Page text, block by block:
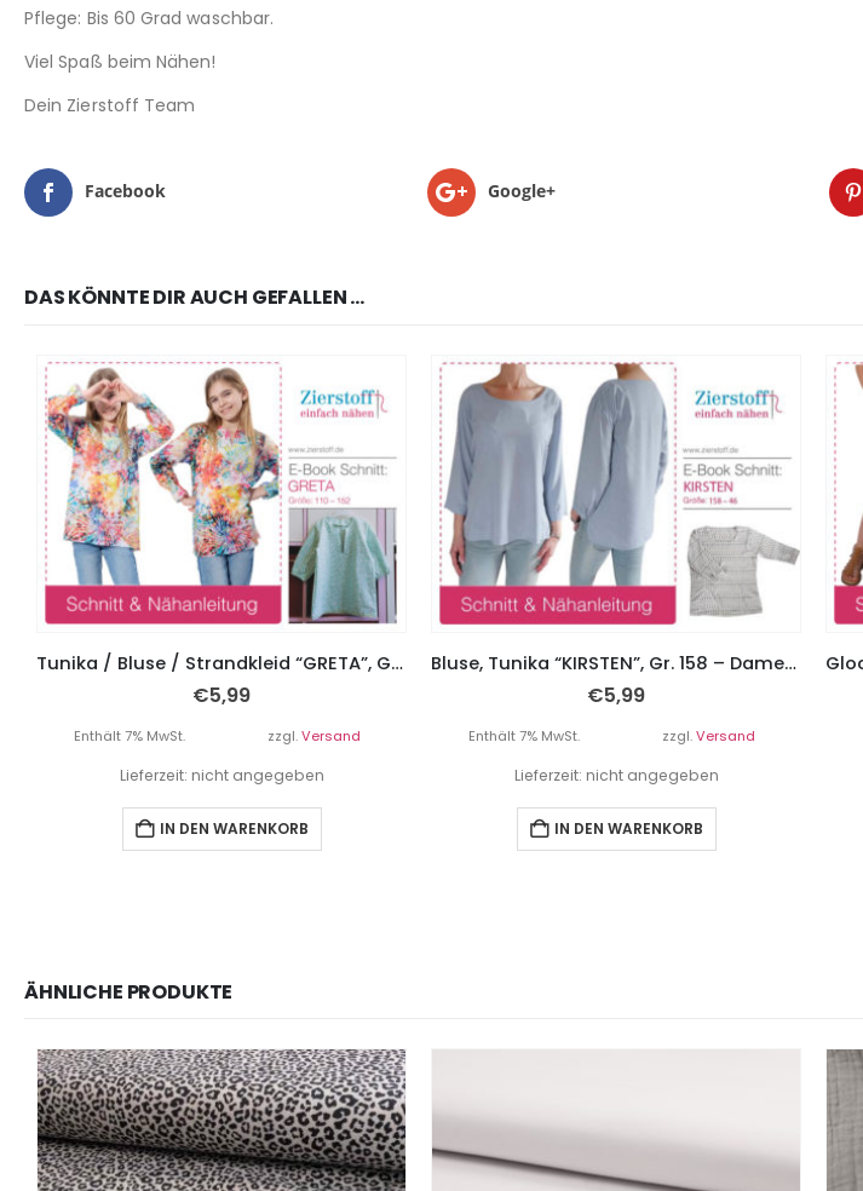
Pflege: Bis 60 Grad waschbar.
Viel Spaß beim Nähen!
Dein Zierstoff Team
Facebook Google+
DAS KÖNNTE DIR AUCH GEFALLEN …
Tunika / Bluse / Strandkleid “GRETA”, Gr. 110 – 152
€5,99
Enthält 7% MwSt. zzgl.Versand
Lieferzeit: nicht angegeben
IN DEN WARENKORB
Bluse, Tunika “KIRSTEN”, Gr. 158 – Damengr. 46 – neu mit Puffärmeln
€5,99
Enthält 7% MwSt. zzgl.Versand
Lieferzeit: nicht angegeben
IN DEN WARENKORB
ÄHNLICHE PRODUKTE